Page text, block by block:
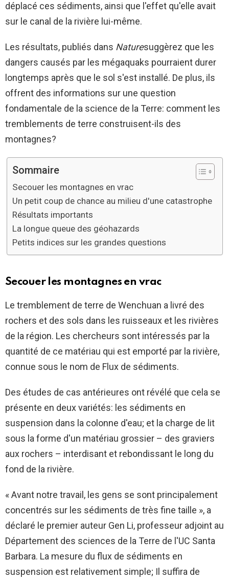
déplacé ces sédiments, ainsi que l'effet qu'elle avait
sur le canal de la rivière lui-même.
Les résultats, publiés dans Naturesuggèrez que les
dangers causés par les mégaquaks pourraient durer
longtemps après que le sol s'est installé. De plus, ils
offrent des informations sur une question
fondamentale de la science de la Terre: comment les
tremblements de terre construisent-ils des
montagnes?
Sommaire
Secouer les montagnes en vrac
Un petit coup de chance au milieu d'une catastrophe
Résultats importants
La longue queue des géohazards
Petits indices sur les grandes questions
Secouer les montagnes en vrac
Le tremblement de terre de Wenchuan a livré des
rochers et des sols dans les ruisseaux et les rivières
de la région. Les chercheurs sont intéressés par la
quantité de ce matériau qui est emporté par la rivière,
connue sous le nom de Flux de sédiments.
Des études de cas antérieures ont révélé que cela se
présente en deux variétés: les sédiments en
suspension dans la colonne d'eau; et la charge de lit
sous la forme d'un matériau grossier – des graviers
aux rochers – interdisant et rebondissant le long du
fond de la rivière.
« Avant notre travail, les gens se sont principalement
concentrés sur les sédiments de très fine taille », a
déclaré le premier auteur Gen Li, professeur adjoint au
Département des sciences de la Terre de l'UC Santa
Barbara. La mesure du flux de sédiments en
suspension est relativement simple; Il suffira de